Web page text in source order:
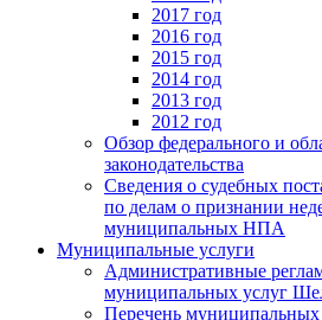
2017 год
2016 год
2015 год
2014 год
2013 год
2012 год
Обзор федерального и
законодательства
Сведения о судебных
по делам о признании
муниципальных НПА
Муниципальные услуги
Административные
муниципальных услуг
Перечень муниципальных